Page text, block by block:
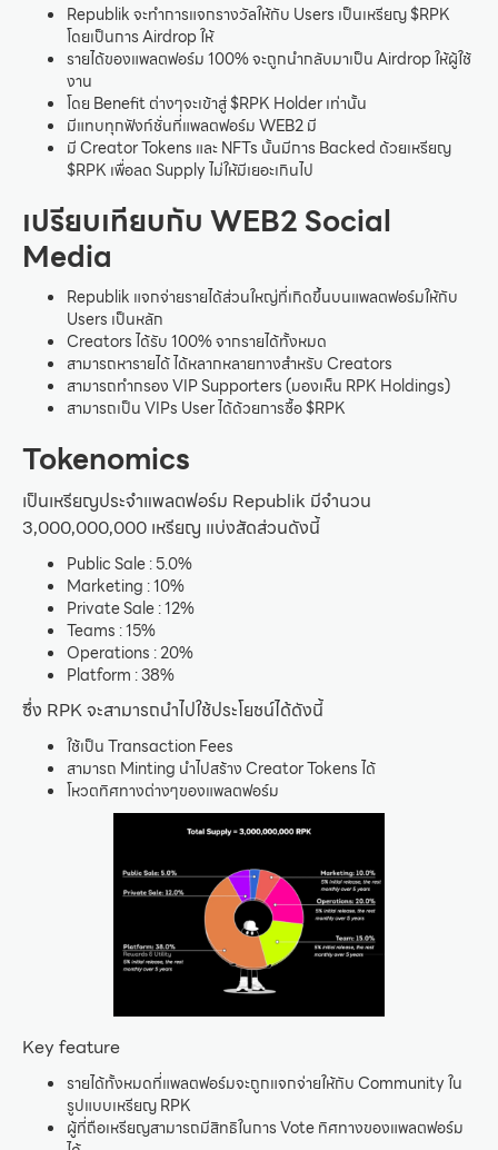
Republik จะทำการแจกรางวัลให้กับ Users เป็นเหรียญ $RPK
โดยเป็นการ Airdrop ให้
รายได้ของแพลตฟอร์ม 100% จะถูกนำกลับมาเป็น Airdrop ให้ผู้ใช้
งาน
โดย Benefit ต่างๆจะเข้าสู่ $RPK Holder เท่านั้น
มีแทบทุกฟังก์ชั่นที่แพลตฟอร์ม WEB2 มี
มี Creator Tokens และ NFTs นั้นมีการ Backed ด้วยเหรียญ
$RPK เพื่อลด Supply ไม่ให้มีเยอะเกินไป
เปรียบเทียบกับ WEB2 Social
Media
Republik แจกจ่ายรายได้ส่วนใหญ่ที่เกิดขึ้นบนแพลตฟอร์มให้กับ
Users เป็นหลัก
Creators ได้รับ 100% จากรายได้ทั้งหมด
สามารถหารายได้ ได้หลากหลายทางสำหรับ Creators
สามารถทำกรอง VIP Supporters (มองเห็น RPK Holdings)
สามารถเป็น VIPs User ได้ด้วยการซื้อ $RPK
Tokenomics
เป็นเหรียญประจำแพลตฟอร์ม Republik มีจำนวน
3,000,000,000 เหรียญ แบ่งสัดส่วนดังนี้
Public Sale : 5.0%
Marketing : 10%
Private Sale : 12%
Teams : 15%
Operations : 20%
Platform : 38%
ซึ่ง RPK จะสามารถนำไปใช้ประโยชน์ได้ดังนี้
ใช้เป็น Transaction Fees
สามารถ Minting นำไปสร้าง Creator Tokens ได้
โหวตทิศทางต่างๆของแพลตฟอร์ม
Key feature
รายได้ทั้งหมดที่แพลตฟอร์มจะถูกแจกจ่ายให้กับ Community ใน
รูปแบบเหรียญ RPK
ผู้ที่ถือเหรียญสามารถมีสิทธิในการ Vote ทิศทางของแพลตฟอร์ม